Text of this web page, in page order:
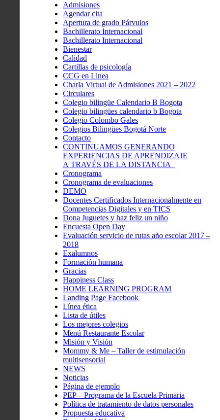
Admisiones
Agendar cita
Apertura de grado Párvulos
Bachillerato Internacional
Bachillerato Internacional
Bienestar
Calidad
Cartillas de psicología
CCG en Linea
Charla Virtual de Admisiones 2021 – 2022
Circulares
Colegio bilingüe Calendario B Bogota
Colegio bilingües calendario b Bogota
Colegio Colombo Gales
Colegios Bilingües Bogotá Norte
Contacto
CONTINUAMOS GENERANDO
EXPERIENCIAS DE APRENDIZAJE
A TRAVÉS DE LA DISTANCIA
Cronograma
Cronograma de evaluaciones
DEMO
Docentes Certificados Internacionalmente en
Competencias Digitales y en TICS
Dona Juguetes y haz feliz un niño
Encuesta Open Day
Evaluación servicio de rutas año escolar 2017 –
2018
Exalumnos
Formación humana
Gracias
Happiness Class
HOME LEARNING PROGRAM
Landing Page Facebook
Línea ética
Lista de útiles
Los mejores colegios
Menú Restaurante Escolar
Misión y Visión
Mommy & Me – Taller de estimulación
multisensorial
NEWS
Noticias
Página de ejemplo
PEP – Programa de la Escuela Primaria
Política de tratamiento de datos personales
Propuesta educativa